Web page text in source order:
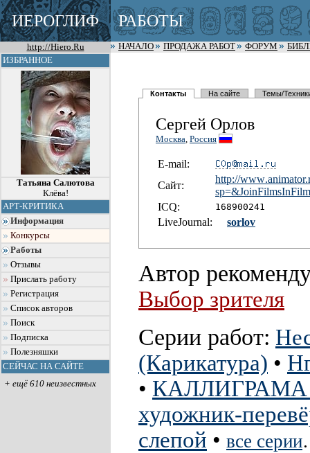
ИЕРОГЛИФ РАБОТЫ
http://Hiero.Ru НАЧАЛО ПРОДАЖА РАБОТ ФОРУМ
ИЗБРАННОЕ
Татьяна Салютова
Клёва!
АРТ-КРИТИКА
Информация
Конкурсы
Работы
Отзывы
Прислать работу
Регистрация
Список авторов
Поиск
Подписка
Полезняшки
СЕЙЧАС НА САЙТЕ
+ ещё 610 неизвестных
Контакты На сайте Темы/
Сергей Орлов
Москва, Россия
E-mail:
Сайт:
http://www.animator.
sp=&JoinFi
ICQ: 168900241
LiveJournal: sorlov
Автор
Выбор зрителя
Серии работ:
(Карикатура) •
• КАЛЛИГРАМА
художник-
слепой • все серии